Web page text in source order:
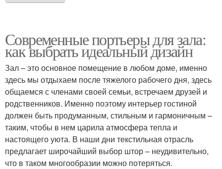
Современные портьеры для зала:
как выбрать идеальный дизайн
Зал – это основное помещение в любом доме, именно
здесь мы отдыхаем после тяжелого рабочего дня, здесь
общаемся с членами своей семьи, встречаем друзей и
родственников. Именно поэтому интерьер гостиной
должен быть продуманным, стильным и гармоничным –
таким, чтобы в нем царила атмосфера тепла и
настоящего уюта. В наши дни текстильная отрасль
предлагает широчайший выбор штор – неудивительно,
что в таком многообразии можно потеряться.